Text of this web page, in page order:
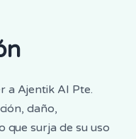
a Ajentik AI Pte.
daño,
que surja de su uso